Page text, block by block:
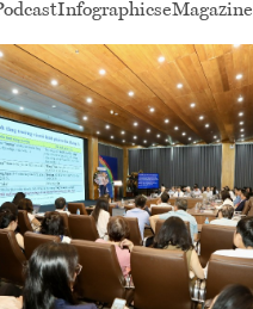
InfographicseMagazine